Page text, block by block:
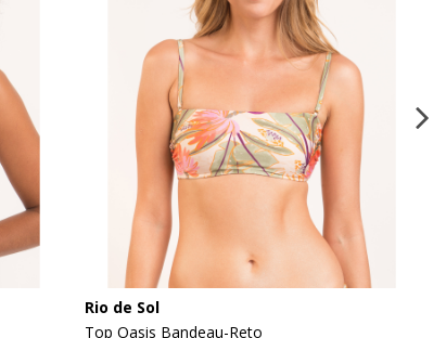
Rio de Sol
Top Oasis Bandeau-Reto